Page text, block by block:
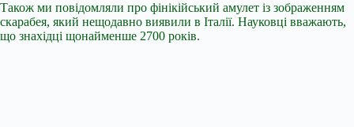
Також ми повідомляли про фінікійський амулет із зображенням
скарабея, який нещодавно виявили в Італії. Науковці вважають,
що знахідці щонайменше 2700 років.